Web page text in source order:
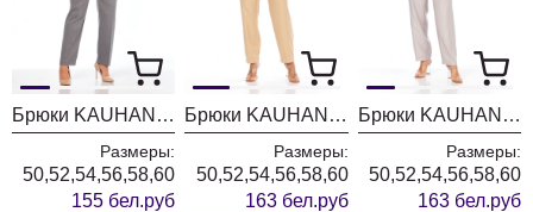
Брюки KAUHANKA 025 серый в полоску
Размеры:
50,52,54,56,58,60
155 бел.руб
Брюки KAUHANKA 019 бежевый
Размеры:
50,52,54,56,58,60
163 бел.руб
Брюки KAUHANKA 019 серый
Размеры:
50,52,54,56,58,60
163 бел.руб